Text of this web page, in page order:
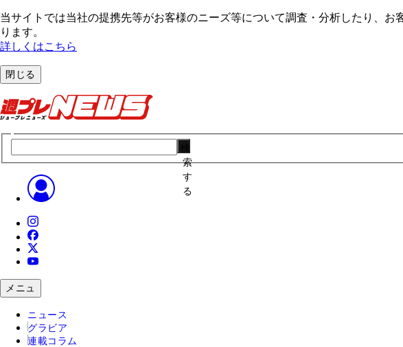
当サイトでは当社の提携先等がお客様のニーズ等について調査・分析したり、
ります。
詳しくはこちら
閉じる
索
す
る
メニュ
ニュース
グラビア
連載コラム